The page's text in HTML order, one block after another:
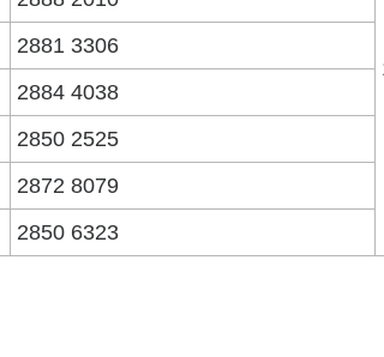
2881 3306
2884 4038
2850 2525
2872 8079
2850 6323